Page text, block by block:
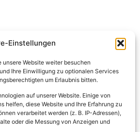
Einstellungen
Website weiter besuchen
Ihre Einwilligung zu optionalen Services
um Erlaubnis bitten.
auf unserer Website. Einige von
helfen, diese Website und Ihre Erfahrung zu
verarbeitet werden (z. B. IP-Adressen),
oder die Messung von Anzeigen und